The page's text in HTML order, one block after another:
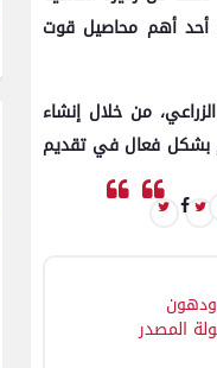
أحد أهم محاصيل قوت
من خلال إنشاء
بشكل فعال في تقديم
ودهون
المصدر